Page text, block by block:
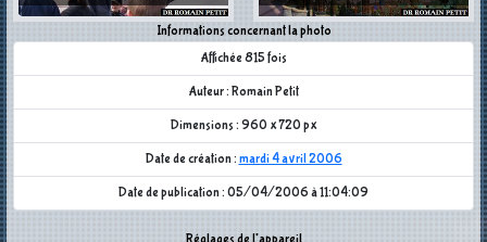
Informations concernant la photo
Affichée 815 fois
Auteur : Romain Petit
Dimensions : 960 x 720 px
Date de création : mardi 4 avril 2006
Date de publication : 05/04/2006 à 11:04:09